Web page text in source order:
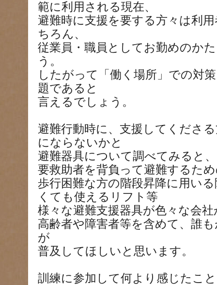
範に利用される現在、
避難時に支援を要する方々は利
ちろん、
従業員・職員としてお勤めのか
う。
したがって「働く場所」での対
題であると
言えるでしょう。
避難行動時に、支援してくださ
にならないかと
避難器具について調べてみると、
要救助者を背負って避難するた
歩行困難な方の階段昇降に用い
くても使えるリフト等
様々な避難支援器具が色々な会
高齢者や障害者等を含めて、誰
が
普及してほしいと思います。
訓練に参加して何より感じたこ